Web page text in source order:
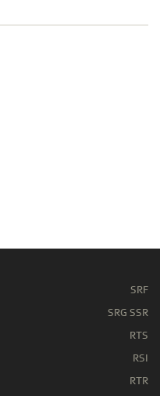
SRF
SRG SSR
RTS
RSI
RTR